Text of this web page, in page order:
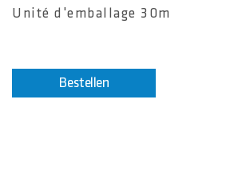
Unité d'emballage 30m
Bestellen